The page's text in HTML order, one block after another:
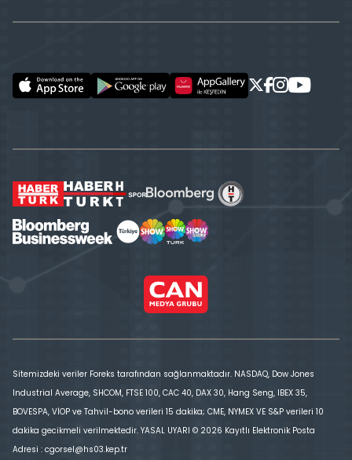
Sitemizdeki veriler Foreks tarafından sağlanmaktadır. NASDAQ, Dow Jones
Industrial Average, SHCOM, FTSE 100, CAC 40, DAX 30, Hang Seng, IBEX 35,
BOVESPA, VİOP ve Tahvil-bono verileri 15 dakika; CME, NYMEX VE S&P verileri 10
dakika gecikmeli verilmektedir. YASAL UYARI © 2026 Kayıtlı Elektronik Posta
Adresi : cgorsel@hs03.kep.tr